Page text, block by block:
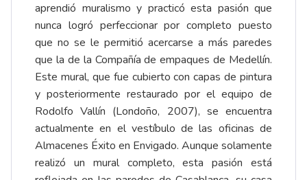
aprendió muralismo y practicó esta pasión que
nunca logró perfeccionar por completo puesto
que no se le permitió acercarse a más paredes
que la de la Compañía de empaques de Medellín.
Este mural, que fue cubierto con capas de pintura
y posteriormente restaurado por el equipo de
Rodolfo Vallín (Londoño, 2007), se encuentra
actualmente en el vestíbulo de las oficinas de
Almacenes Éxito en Envigado. Aunque solamente
realizó un mural completo, esta pasión está